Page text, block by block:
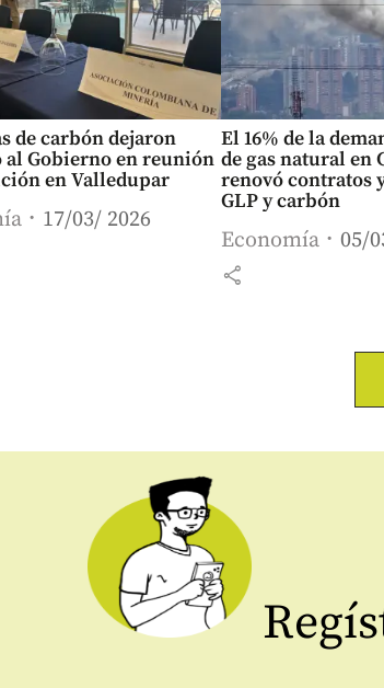
de carbón dejaron
al Gobierno en reunión
en Valledupar
17/03/ 2026
El 16% de la
de gas natural en
renovó contratos
GLP y carbón
Economía 05/
share